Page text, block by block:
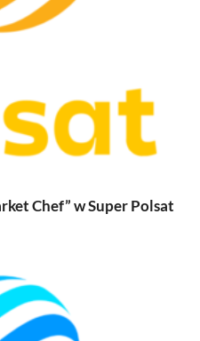
Chef” w Super Polsat